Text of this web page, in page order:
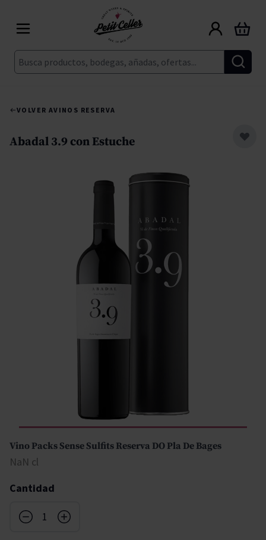
Buscar
Carrito
VOLVER AVINOS RESERVA
Abadal 3.9 con Estuche
Vino Packs Sense Sulfits Reserva DO Pla De Bages
NaN cl
Cantidad